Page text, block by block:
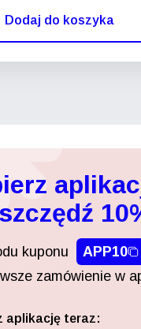
Dodaj do koszyka
kuponu
APP10
zamówienie w
aplikację teraz: